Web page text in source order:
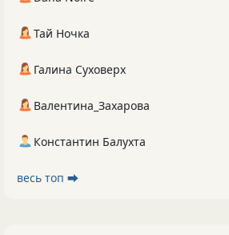
Тай Ночка
Галина Суховерх
Валентина_Захарова
Константин Балухта
весь топ ⮕